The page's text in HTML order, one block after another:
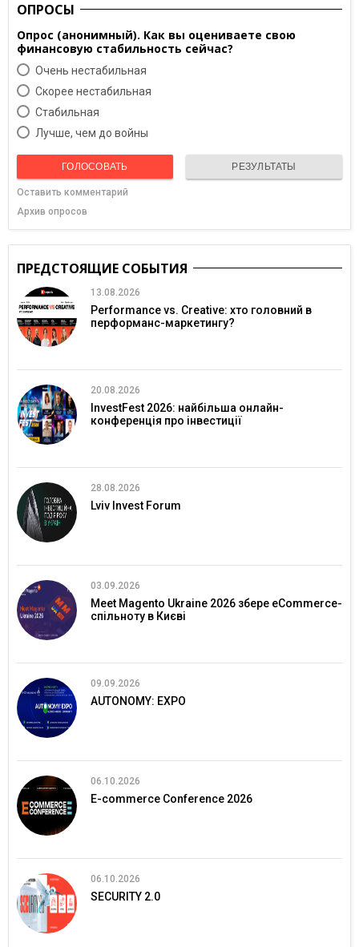
ОПРОСЫ
Опрос (анонимный). Как вы оцениваете свою
финансовую стабильность сейчас?
Очень нестабильная
Скорее нестабильная
Cтабильная
Лучше, чем до войны
ГОЛОСОВАТЬ РЕЗУЛЬТАТЫ
Оставить комментарий
Архив опросов
ПРЕДСТОЯЩИЕ СОБЫТИЯ
13.08.2026
Performance vs. Creative: хто головний в
перформанс-маркетингу?
20.08.2026
InvestFest 2026: найбільша онлайн-
конференція про інвестиції
28.08.2026
Lviv Invest Forum
03.09.2026
Meet Magento Ukraine 2026 збере eCommerce-
спільноту в Києві
09.09.2026
AUTONOMY: EXPO
06.10.2026
E-commerce Conference 2026
06.10.2026
SECURITY 2.0